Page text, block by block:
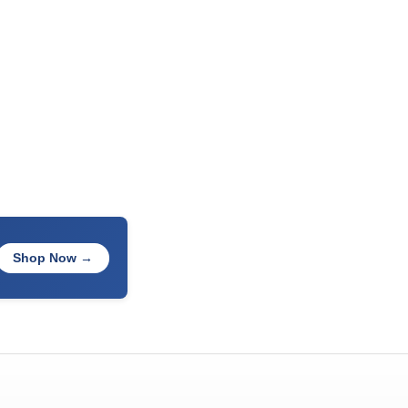
Shop Now →